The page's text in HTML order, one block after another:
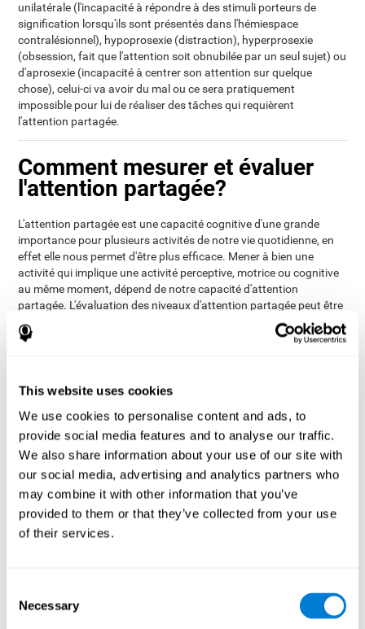
This website uses cookies
We use cookies to personalise content and ads, to
provide social media features and to analyse our traffic.
We also share information about your use of our site with
our social media, advertising and analytics partners who
may combine it with other information that you’ve
provided to them or that they’ve collected from your use
of their services.
Selection
Necessary
unilatérale (l'incapacité à répondre à des stimuli porteurs de
signification lorsqu'ils sont présentés dans l'hémiespace
contralésionnel), hypoprosexie (distraction), hyperprosexie
(obsession, fait que l'attention soit obnubilée par un seul sujet) ou
d'aprosexie (incapacité à centrer son attention sur quelque
chose), celui-ci va avoir du mal ou ce sera pratiquement
impossible pour lui de réaliser des tâches qui requièrent
l'attention partagée.
Comment mesurer et évaluer
l'attention partagée?
L'attention partagée est une capacité cognitive d'une grande
importance pour plusieurs activités de notre vie quotidienne, en
effet elle nous permet d'être plus efficace. Mener à bien une
activité qui implique une activité perceptive, motrice ou cognitive
au même moment, dépend de notre capacité d'attention
partagée. L'évaluation des niveaux d'attention partagée peut être
d'une grande utilité dans plusieurs domaines professionnels, où il
est important évaluer le rendement des employés (conducteurs,
besoin d'une aide extra pour prendre des notes ou pour certains
patients pourraient avoir besoin d'explications plus simples et
détaillées). On remarque que pour chacun de ces secteurs, il
pourrait être très intéressant de réaliser uneévaluation cognitive
étant donné les répercussions possibles sur le secteur
professionnel, académique ou simplement sur le quotidien du
patient.
Test de Simultanéité DIAT-SHIF
attentif à deux stimuli à la fois). Avec cet exercice, il faut se
confronter à des changements de stratégie, de nouvelles